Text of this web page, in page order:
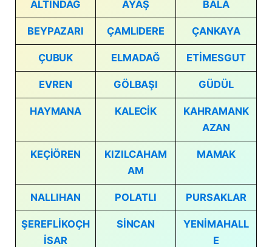
ALTINDAĞ AYAŞ BALA
BEYPAZARI ÇAMLIDERE ÇANKAYA
ÇUBUK ELMADAĞ ETİMESGUT
EVREN GÖLBAŞI GÜDÜL
HAYMANA KALECİK
KAHRAMANK
AZAN
KEÇİÖREN
KIZILCAHAM
AM
MAMAK
NALLIHAN POLATLI PURSAKLAR
ŞEREFLİKOÇH
İSAR
SİNCAN
YENİMAHALL
E